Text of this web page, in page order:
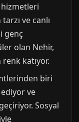
ve canlı
genç
olan Nehir,
katıyor.
biri
ve
Sosyal